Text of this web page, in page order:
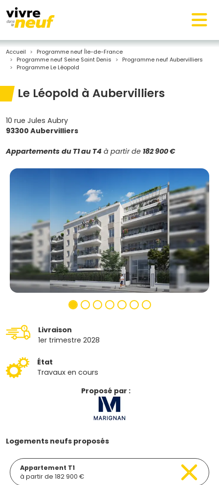
Accueil
Programme neuf Île-de-France
Programme neuf Seine Saint Denis
Programme neuf Aubervilliers
Programme Le Léopold
Le Léopold à Aubervilliers
10 rue Jules Aubry
93300 Aubervilliers
Appartements du T1 au T4 à partir de 182 900 €
Livraison
1er trimestre 2028
État
Travaux en cours
Proposé par :
Logements neufs proposés
Appartement T1
à partir de 182 900 €